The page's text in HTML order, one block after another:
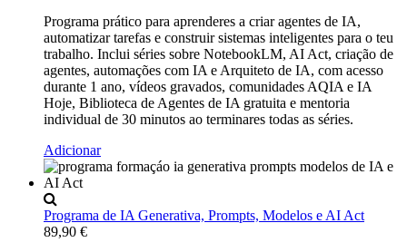
Programa prático para aprenderes a criar agentes de IA,
automatizar tarefas e construir sistemas inteligentes para o teu
trabalho. Inclui séries sobre NotebookLM, AI Act, criação de
agentes, automações com IA e Arquiteto de IA, com acesso
durante 1 ano, vídeos gravados, comunidades AQIA e IA
Hoje, Biblioteca de Agentes de IA gratuita e mentoria
individual de 30 minutos ao terminares todas as séries.
Adicionar
Programa de IA Generativa, Prompts, Modelos e AI Act
89,90 €